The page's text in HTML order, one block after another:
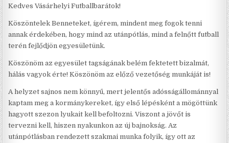
Kedves Vásárhelyi Futballbarátok!
Köszöntelek Benneteket, ígérem, mindent meg fogok tenni
annak érdekében, hogy mind az utánpótlás, mind a felnőtt futball
terén fejlődjön egyesületünk.
Köszönöm az egyesület tagságának belém fektetett bizalmát,
hálás vagyok érte! Köszönöm az előző vezetőség munkáját is!
A helyzet sajnos nem könnyű, mert jelentős adósságállománnyal
kaptam meg a kormánykereket, így első lépésként a mögöttünk
hagyott szezon lyukait kell befoltozni. Viszont a jövőt is
tervezni kell, hiszen nyakunkon az új bajnokság. Az
utánpótlásban rendezett szakmai munka folyik, így ott az